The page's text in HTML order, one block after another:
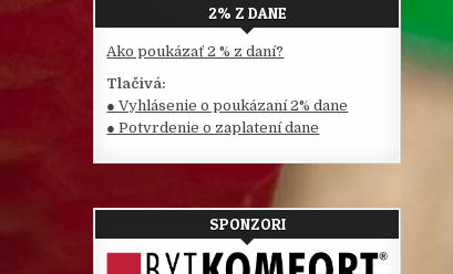
2% Z DANE
Ako poukázať 2 % z daní?
Tlačivá:
● Vyhlásenie o poukázaní 2% dane
● Potvrdenie o zaplatení dane
SPONZORI